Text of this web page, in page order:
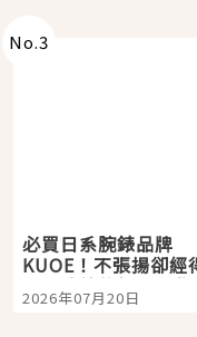
No.3
必買日系腕錶品牌
KUOE！不張揚卻經
時間洗鍊的經典之作五
選
2026年07月20日